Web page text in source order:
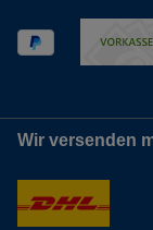
Wir versenden